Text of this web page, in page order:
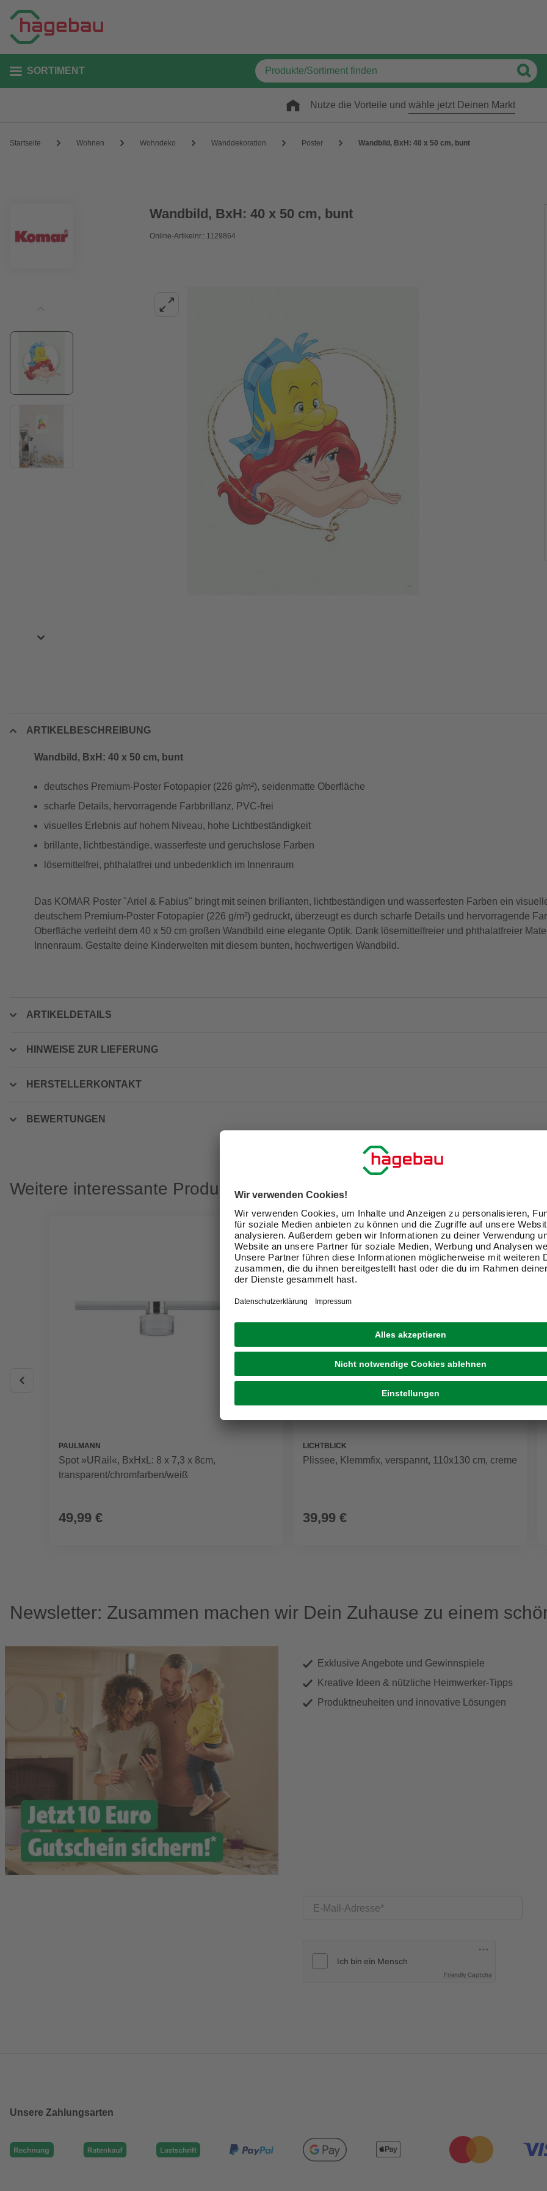
SORTIMENT
Nutze die Vorteile und wähle jetzt Deinen Markt
Startseite Wohnen Wohndeko Wanddekoration Poster Wandbild, BxH: 40 x 50 cm, bunt
Wandbild, BxH: 40 x 50 cm, bunt
Online-Artikelnr.: 1129864
ARTIKELBESCHREIBUNG
Wandbild, BxH: 40 x 50 cm, bunt
deutsches Premium-Poster Fotopapier (226 g/m²), seidenmatte Oberfläche
scharfe Details, hervorragende Farbbrillanz, PVC-frei
visuelles Erlebnis auf hohem Niveau, hohe Lichtbeständigkeit
brillante, lichtbeständige, wasserfeste und geruchslose Farben
lösemittelfrei, phthalatfrei und unbedenklich im Innenraum
Das KOMAR Poster "Ariel & Fabius" bringt mit seinen brillanten, lichtbeständigen und wasserfesten Farben ein
deutschem Premium-Poster Fotopapier (226 g/m²) gedruckt, überzeugt es durch scharfe Details und hervorragende
Oberfläche verleiht dem 40 x 50 cm großen Wandbild eine elegante Optik. Dank lösemittelfreier und phthalatfreier
Innenraum. Gestalte deine Kinderwelten mit diesem bunten, hochwertigen Wandbild.
ARTIKELDETAILS
HINWEISE ZUR LIEFERUNG
HERSTELLERKONTAKT
BEWERTUNGEN
Weitere interessante Produkte
PAULMANN
Spot »URail«, BxHxL: 8 x 7,3 x 8cm,
transparent/chromfarben/weiß
49,99 €
LICHTBLICK
Plissee, ‎Klemmfix, verspannt, 110x130 cm, creme
39,99 €
Newsletter: Zusammen machen wir Dein Zuhause zu einem
Exklusive Angebote und Gewinnspiele
Kreative Ideen & nützliche Heimwerker-Tipps
Produktneuheiten und innovative Lösungen
E-Mail-Adresse
Friendly Captcha
Unsere Zahlungsarten